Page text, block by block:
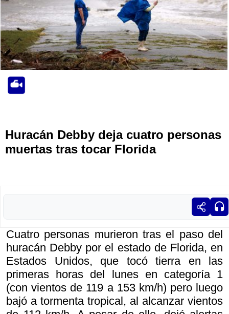
Huracán Debby deja cuatro personas
muertas tras tocar Florida
Cuatro personas murieron tras el paso del
huracán Debby por el estado de Florida, en
Estados Unidos, que tocó tierra en las
primeras horas del lunes en categoría 1
(con vientos de 119 a 153 km/h) pero luego
bajó a tormenta tropical, al alcanzar vientos